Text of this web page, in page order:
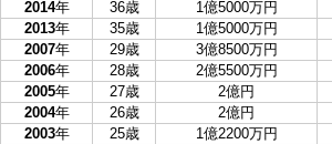
2014年 36歳 1億5000万円
2013年 35歳 1億5000万円
2007年 29歳 3億8500万円
2006年 28歳 2億5500万円
2005年 27歳 2億円
2004年 26歳 2億円
2003年 25歳 1億2200万円